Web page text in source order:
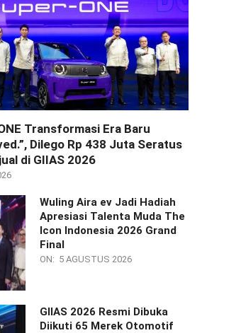
Transformasi Era Baru
Dilego Rp 438 Juta Seratus
di GIIAS 2026
Wuling Aira ev Jadi Hadiah
Apresiasi Talenta Muda The
Icon Indonesia 2026 Grand
Final
ON: 5 AGUSTUS 2026
GIIAS 2026 Resmi Dibuka
Diikuti 65 Merek Otomotif